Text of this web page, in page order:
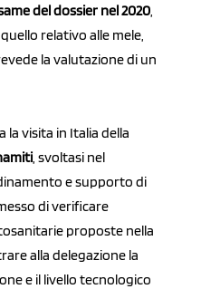
del dossier nel 2020
relativo alle mele,
la valutazione di un
la visita in Italia della
, svoltasi nel
e supporto di
di verificare
proposte nella
alla delegazione la
e il livello tecnologico